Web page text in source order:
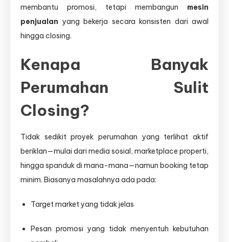
Terukur
Sistematis
membantu promosi, tetapi membangun mesin
penjualan yang bekerja secara konsisten dari awal
hingga closing.
Kenapa Banyak
Perumahan Sulit
Closing?
Tidak sedikit proyek perumahan yang terlihat aktif
beriklan—mulai dari media sosial, marketplace properti,
hingga spanduk di mana-mana—namun booking tetap
minim. Biasanya masalahnya ada pada:
Target market yang tidak jelas
Pesan promosi yang tidak menyentuh kebutuhan